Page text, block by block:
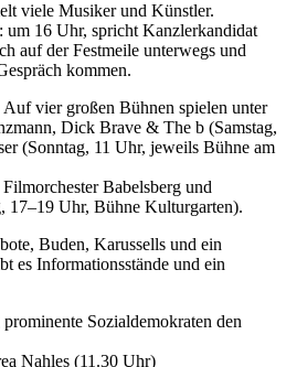
viele Musiker und Künstler.
um 16 Uhr, spricht Kanzlerkandidat
auf der Festmeile unterwegs und
kommen.
vier großen Bühnen spielen unter
Dick Brave & The b (Samstag,
(Sonntag, 11 Uhr, jeweils Bühne am
Babelsberg und
17–19 Uhr, Bühne Kulturgarten).
Buden, Karussells und ein
es Informationsstände und ein
Sozialdemokraten den
Nahles (11.30 Uhr)